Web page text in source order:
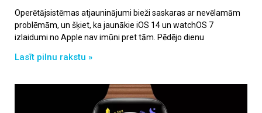
Operētājsistēmas atjauninājumi bieži saskaras ar nevēlamām
problēmām, un šķiet, ka jaunākie iOS 14 un watchOS 7
izlaidumi no Apple nav imūni pret tām. Pēdējo dienu
Lasīt pilnu rakstu »